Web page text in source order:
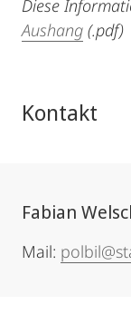
Diese
Aushang (.pdf)
Kontakt
Fabian
Mail: